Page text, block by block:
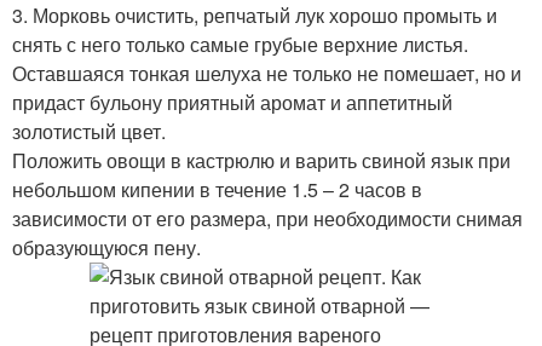
3. Морковь очистить, репчатый лук хорошо промыть и
снять с него только самые грубые верхние листья.
Оставшаяся тонкая шелуха не только не помешает, но и
придаст бульону приятный аромат и аппетитный
золотистый цвет.
Положить овощи в кастрюлю и варить свиной язык при
небольшом кипении в течение 1.5 – 2 часов в
зависимости от его размера, при необходимости снимая
образующуюся пену.